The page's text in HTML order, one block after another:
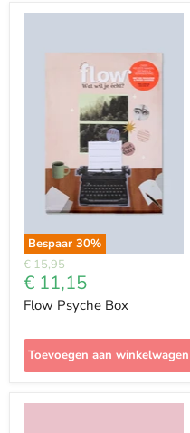
Bespaar 30%
Prijs
€ 15,95
Met
korting
€ 11,15
Flow Psyche Box
Toevoegen aan winkelwagen